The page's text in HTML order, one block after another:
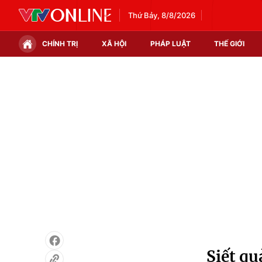
Thứ Bảy, 8/8/2026
CHÍNH TRỊ XÃ HỘI PHÁP LUẬT THẾ GIỚI
Siết